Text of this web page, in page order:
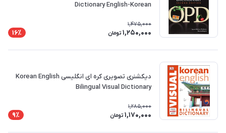
Dictionary English-Korean
1,475,000
1,250,000 تومان 16٪
دیکشنری تصویری کره ای انگلیسی Korean English
Bilingual Visual Dictionary
1,285,000
1,170,000 تومان 9٪